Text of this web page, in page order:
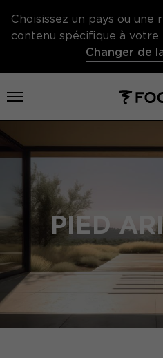
Choisissez un pays ou
contenu spécifique à votre
Changer de
Ouvrir le menu
PIED